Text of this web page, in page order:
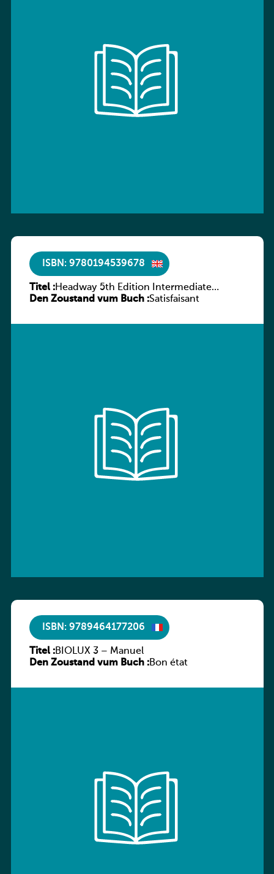
ISBN: 9780194539678
Titel :Headway 5th Edition Intermediate
Workbook without key
Den Zoustand vum Buch :Satisfaisant
ISBN: 9789464177206
Titel :BIOLUX 3 – Manuel
Den Zoustand vum Buch :Bon état